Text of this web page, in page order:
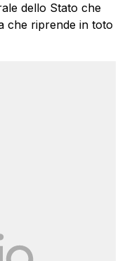
dello Stato che
che riprende in toto